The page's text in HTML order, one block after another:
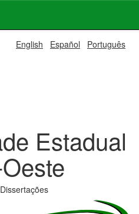
English Español Português
Estadual